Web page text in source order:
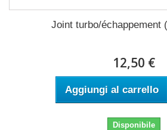
Joint turbo/échappement
12,50 €
Aggiungi al carrello
Disponibile